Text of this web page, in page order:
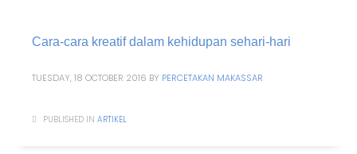
Cara-cara kreatif dalam kehidupan sehari-hari
TUESDAY, 18 OCTOBER 2016 BY PERCETAKAN MAKASSAR
PUBLISHED IN ARTIKEL